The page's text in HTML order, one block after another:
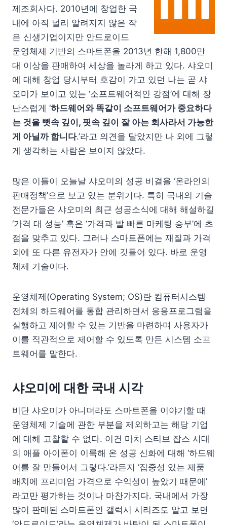
제조회사다. 2010년에 창업한 국
내에 아직 널리 알려지지 않은 작
은 신생기업이지만 안드로이드
운영체제 기반의 스마트폰을 2013년 한해 1,800만
대 이상을 판매하여 세상을 놀라게 하고 있다. 샤오미
에 대해 창업 당시부터 호감이 가고 있던 나는 곧 샤
오미가 보이고 있는 ‘소프트웨어적인 강점’에 대해 장
난스럽게 ‘하드웨어와 똑같이 소프트웨어가 중요하다
는 것을 뼛속 깊이, 핏속 깊이 잘 아는 회사라서 가능한
게 아닐까 합니다.’라고 의견을 달았지만 나 외에 그렇
게 생각하는 사람은 보이지 않았다.
많은 이들이 오늘날 샤오미의 성공 비결을 ‘온라인의
판매정책’으로 보고 있는 분위기다. 특히 국내의 기술
전문가들은 샤오미의 최근 성공소식에 대해 해설하길
‘가격 대 성능’ 혹은 ‘가격과 발 빠른 마케팅 승부’에 초
점을 맞추고 있다. 그러나 스마트폰에는 재질과 가격
외에 또 다른 유전자가 안에 깃들어 있다. 바로 운영
체제 기술이다.
운영체제(Operating System; OS)란 컴퓨터시스템
전체의 하드웨어를 통합 관리하면서 응용프로그램을
실행하고 제어할 수 있는 기반을 마련하며 사용자가
이를 직관적으로 제어할 수 있도록 만든 시스템 소프
트웨어를 말한다.
샤오미에 대한 국내 시각
비단 샤오미가 아니더라도 스마트폰을 이야기할 때
운영체제 기술에 관한 부분을 제외하고는 해당 기업
에 대해 고찰할 수 없다. 이건 마치 스티브 잡스 시대
의 애플 아이폰이 이룩해 온 성공 신화에 대해 ‘하드웨
어를 잘 만들어서 그렇다.’라든지 ‘집중성 있는 제품
배치에 프리미엄 가격으로 수익성이 높았기 때문에’
라고만 평가하는 것이나 마찬가지다. 국내에서 가장
많이 판매된 스마트폰인 갤럭시 시리즈도 알고 보면